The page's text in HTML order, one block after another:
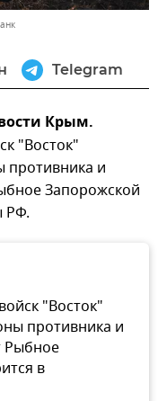
Telegram
Крым.
"Восток"
противника и
Запорожской
РФ.
"Восток"
противника и
Рыбное
в